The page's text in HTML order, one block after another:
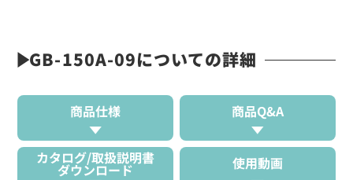
GB-150A-09についての詳細
商品仕様 商品Q&A
カタログ/取扱説明書
ダウンロード 使用動画